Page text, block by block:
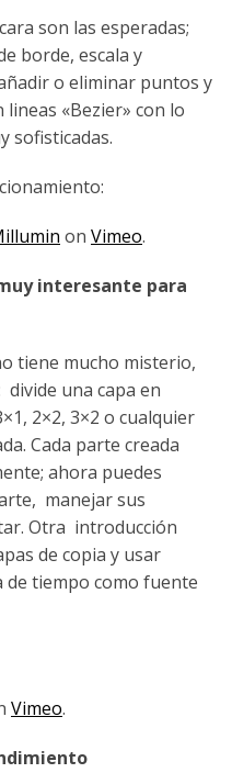
son las esperadas;
borde, escala y
o eliminar puntos y
«Bezier» con lo
sofisticadas.
on Vimeo.
interesante para
tiene mucho misterio,
divide una capa en
2×2, 3×2 o cualquier
Cada parte creada
ahora puedes
manejar sus
Otra introducción
de copia y usar
de tiempo como fuente
Vimeo.